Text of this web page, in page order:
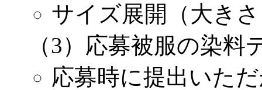
サイズ展開（大き
（3）応募被服の染料
応募時に提出いた